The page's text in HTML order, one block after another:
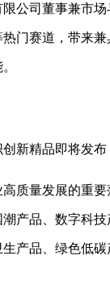
公司董事兼市
门赛道，带来
创新精品即将发布
质量发展的重
产品、数字科
产品、绿色低